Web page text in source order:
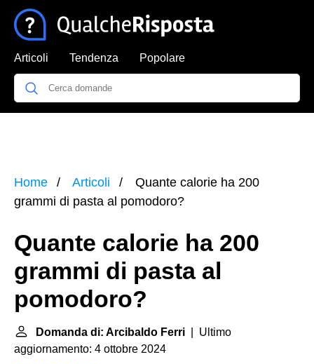
Articoli Tendenza Popolare
Home Articoli
Quante calorie ha 200
grammi di pasta al pomodoro?
Quante calorie ha 200
grammi di pasta al
pomodoro?
Domanda di: Arcibaldo Ferri | Ultimo
aggiornamento: 4 ottobre 2024